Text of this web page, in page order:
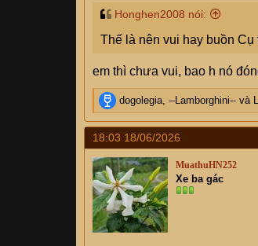
Honghen2008 nói:
Thế là nên vui hay buồn Cụ
em thì chưa vui, bao h nó
R
e
a
c
t
i
o
n
s
:
dogolegia --Lamborghini-- và
18:03 18/06/2026
MuathuHN252
Xe ba gác